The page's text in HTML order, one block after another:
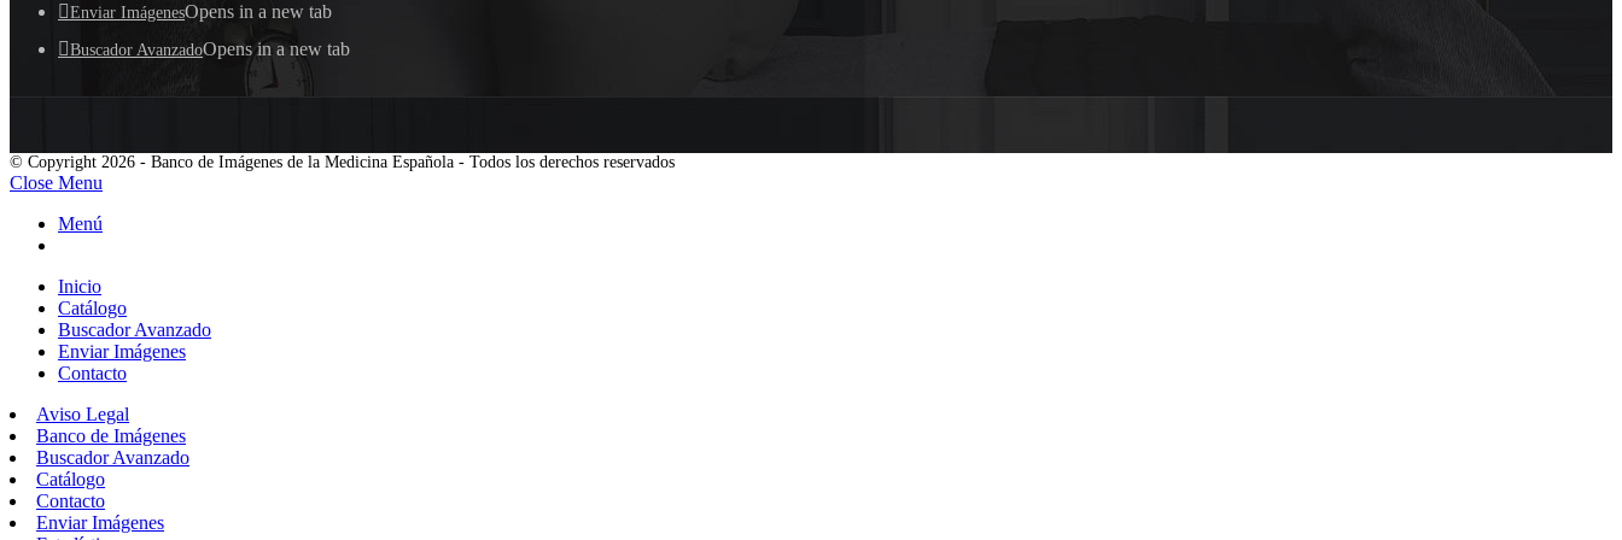
Enviar ImágenesOpens in a new tab
Buscador AvanzadoOpens in a new tab
© Copyright 2026 - Banco de Imágenes de la Medicina Española - Todos los derechos reservados
Close Menu
Menú
Inicio
Catálogo
Buscador Avanzado
Enviar Imágenes
Contacto
Aviso Legal
Banco de Imágenes
Buscador Avanzado
Catálogo
Contacto
Enviar Imágenes